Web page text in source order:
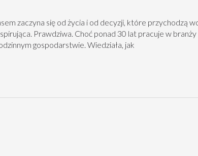
zaczyna się od życia i od decyzji, które przychodzą
Prawdziwa. Choć ponad 30 lat pracuje w
gospodarstwie. Wiedziała, jak